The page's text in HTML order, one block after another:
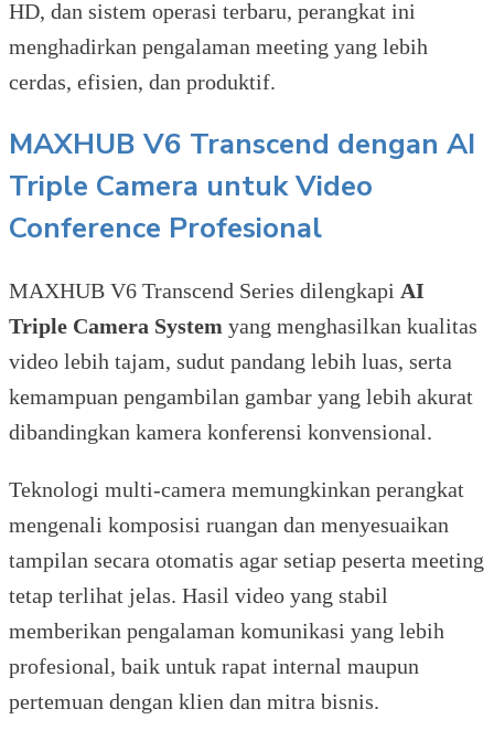
HD, dan sistem operasi terbaru, perangkat ini
menghadirkan pengalaman meeting yang lebih
cerdas, efisien, dan produktif.
MAXHUB V6 Transcend dengan AI
Triple Camera untuk Video
Conference Profesional
MAXHUB V6 Transcend Series dilengkapi AI
Triple Camera System yang menghasilkan kualitas
video lebih tajam, sudut pandang lebih luas, serta
kemampuan pengambilan gambar yang lebih akurat
dibandingkan kamera konferensi konvensional.
Teknologi multi-camera memungkinkan perangkat
mengenali komposisi ruangan dan menyesuaikan
tampilan secara otomatis agar setiap peserta meeting
tetap terlihat jelas. Hasil video yang stabil
memberikan pengalaman komunikasi yang lebih
profesional, baik untuk rapat internal maupun
pertemuan dengan klien dan mitra bisnis.